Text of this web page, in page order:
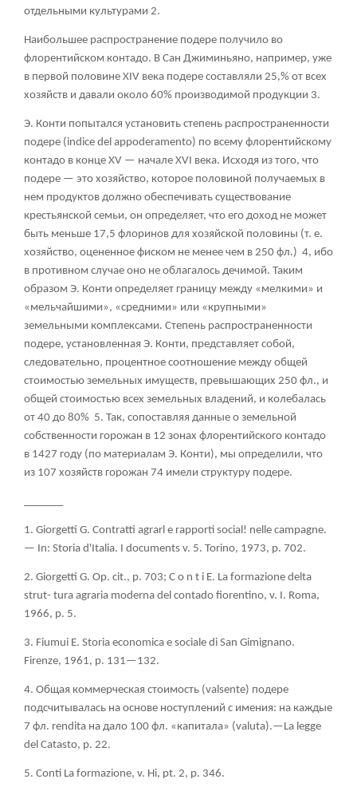
отдельными культурами 2.
Наибольшее распространение подере получило во
флорентийском контадо. В Сан Джиминьяно, например, уже
в первой половине XIV века подере составляли 25,% от всех
хозяйств и давали около 60% производимой продукции 3.
Э. Конти попытался установить степень распространенности
подере (indice del appoderamento) по всему флорентийскому
контадо в конце XV — начале XVI века. Исходя из того, что
подере — это хозяйство, которое половиной получаемых в
нем продуктов должно обеспечивать существование
крестьянской семьи, он определяет, что его доход не может
быть меньше 17,5 флоринов для хозяйской половины (т. е.
хозяйство, оцененное фиском не менее чем в 250 фл.) 4, ибо
в противном случае оно не облагалось дечимой. Таким
образом Э. Конти определяет границу между «мелкими» и
«мельчайшими», «средними» или «крупными»
земельными комплексами. Степень распространенности
подере, установленная Э. Конти, представляет собой,
следовательно, процентное соотношение между общей
стоимостью земельных имуществ, превышающих 250 фл., и
общей стоимостью всех земельных владений, и колебалась
от 40 до 80% 5. Так, сопоставляя данные о земельной
собственности горожан в 12 зонах флорентийского контадо
в 1427 году (по материалам Э. Конти), мы определили, что
из 107 хозяйств горожан 74 имели структуру подере.
1. Giorgetti G. Contratti agrarl е rapporti social! nelle campagne.
— In: Storia d'Italia. I documents v. 5. Torino, 1973, p. 702.
2. Giorgetti G. Op. cit., p. 703; С о n t i E. La formazione delta
strut- tura agraria moderna del contado fiorentino, v. I. Roma,
1966, p. 5.
3. Fiumui E. Storia economica e sociale di San Gimignano.
Firenze, 1961, p. 131—132.
4. Общая коммерческая стоимость (valsente) подере
подсчитывалась на основе ноступлений с имения: на каждые
7 фл. rendita на дало 100 фл. «капитала» (valuta).—La legge
del Catasto, p. 22.
5. Conti La formazione, v. Hi, pt. 2, p. 346.